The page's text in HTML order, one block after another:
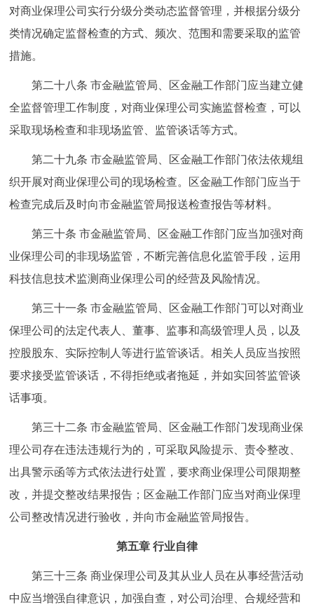
对商业保理公司实行分级分类动态监督管理，并根据分级分
类情况确定监督检查的方式、频次、范围和需要采取的监管
措施。
第二十八条 市金融监管局、区金融工作部门应当建立健
全监督管理工作制度，对商业保理公司实施监督检查，可以
采取现场检查和非现场监管、监管谈话等方式。
第二十九条 市金融监管局、区金融工作部门依法依规组
织开展对商业保理公司的现场检查。区金融工作部门应当于
检查完成后及时向市金融监管局报送检查报告等材料。
第三十条 市金融监管局、区金融工作部门应当加强对商
业保理公司的非现场监管，不断完善信息化监管手段，运用
科技信息技术监测商业保理公司的经营及风险情况。
第三十一条 市金融监管局、区金融工作部门可以对商业
保理公司的法定代表人、董事、监事和高级管理人员，以及
控股股东、实际控制人等进行监管谈话。相关人员应当按照
要求接受监管谈话，不得拒绝或者拖延，并如实回答监管谈
话事项。
第三十二条 市金融监管局、区金融工作部门发现商业保
理公司存在违法违规行为的，可采取风险提示、责令整改、
出具警示函等方式依法进行处置，要求商业保理公司限期整
改，并提交整改结果报告；区金融工作部门应当对商业保理
公司整改情况进行验收，并向市金融监管局报告。
第五章 行业自律
第三十三条 商业保理公司及其从业人员在从事经营活动
中应当增强自律意识，加强自查，对公司治理、合规经营和